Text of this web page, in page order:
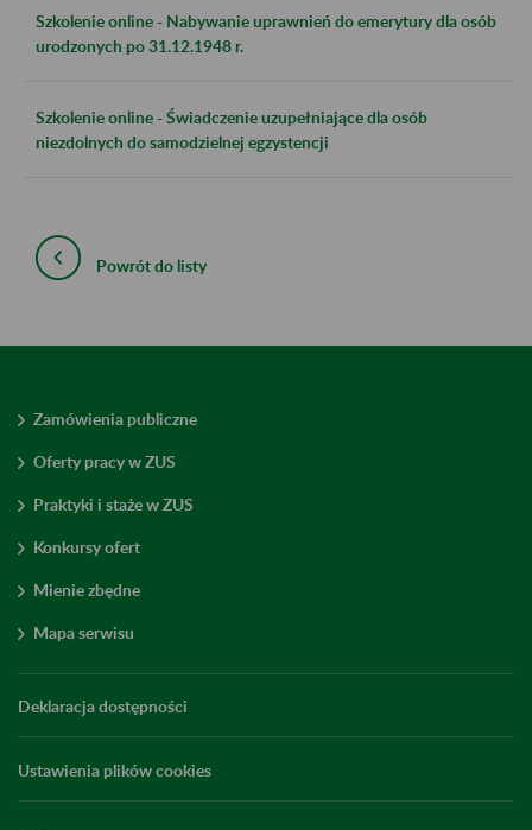
Szkolenie online - Nabywanie uprawnień do emerytury dla osób
urodzonych po 31.12.1948 r.
Szkolenie online - Świadczenie uzupełniające dla osób
niezdolnych do samodzielnej egzystencji
Powrót do listy
Zamówienia publiczne
Oferty pracy w ZUS
Praktyki i staże w ZUS
Konkursy ofert
Mienie zbędne
Mapa serwisu
Deklaracja dostępności
Ustawienia plików cookies